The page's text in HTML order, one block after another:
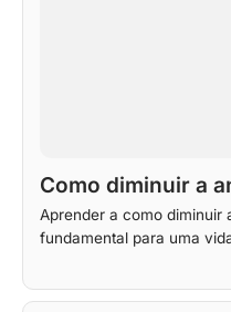
Como diminuir a
Aprender a como diminuir
fundamental para uma